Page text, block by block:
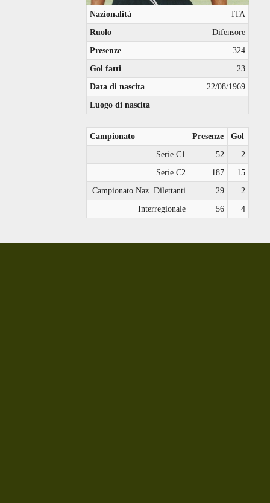
Nazionalità
ITA
Ruolo
Difensore
Presenze
324
Gol fatti
23
Data di nascita
22/08/1969
Luogo di nascita
Campionato Presenze
Gol
Serie C1
52
2
Serie C2
187
15
Campionato Naz. Dilettanti
29
2
Interregionale
56 4